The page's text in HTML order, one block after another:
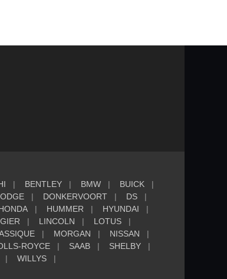
BENTLEY BMW
BUICK
DONKERVOORT
DS
HUMMER
HYUNDAI
LINCOLN
LOTUS
MORGAN
NISSAN
ROYCE SAAB
SHELBY
WILLYS